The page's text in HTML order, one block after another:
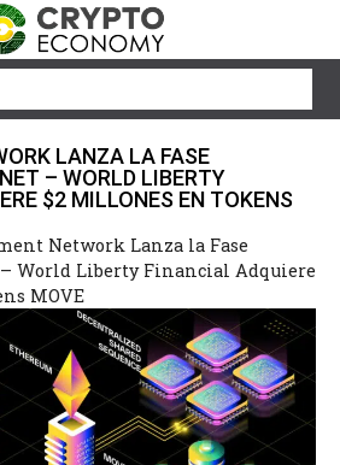
LANZA LA FASE
– WORLD LIBERTY
$2 MILLONES EN TOKENS
Network Lanza la Fase
World Liberty Financial Adquiere
MOVE